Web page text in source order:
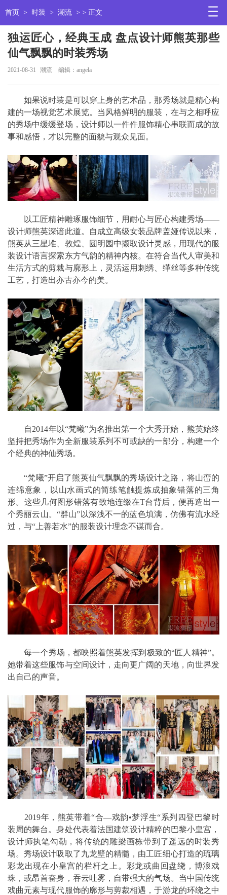
首页 > 时装 > 潮流 > > 正文
独运匠心，经典玉成 盘点设计师熊英那些
仙气飘飘的时装秀场
2021-08-31 潮流 编辑：angela
如果说时装是可以穿上身的艺术品，那秀场就是精心构
建的一场视觉艺术展览。当风格鲜明的服装，在与之相呼应
的秀场中缓缓登场，设计师以一件件服饰精心串联而成的故
事和感悟，才以完整的面貌与观众见面。
以工匠精神雕琢服饰细节，用耐心与匠心构建秀场——
设计师熊英深谙此道。自成立高级女装品牌盖娅传说以来，
熊英从三星堆、敦煌、圆明园中撷取设计灵感，用现代的服
装设计语言探索东方气韵的精神内核。在符合当代人审美和
生活方式的剪裁与廓形上，灵活运用刺绣、缂丝等多种传统
工艺，打造出亦古亦今的美。
自2014年以“梵曦”为名推出第一个大秀开始，熊英始终
坚持把秀场作为全新服装系列不可或缺的一部分，构建一个
个经典的神仙秀场。
“梵曦”开启了熊英仙气飘飘的秀场设计之路，将山峦的
连绵意象，以山水画式的简练笔触提炼成抽象错落的三角
形。这些几何图形错落有致地连缀在T台背后，便再造出一
个秀丽云山。“群山”以深浅不一的蓝色填满，仿佛有流水经
过，与“上善若水”的服装设计理念不谋而合。
每一个秀场，都映照着熊英发挥到极致的“匠人精神”。
她带着这些服饰与空间设计，走向更广阔的天地，向世界发
出自己的声音。
2019年，熊英带着“合—戏韵•梦浮生“系列四登巴黎时
装周的舞台。身处代表着法国建筑设计精粹的巴黎小皇宫，
设计师执笔勾勒，将传统的雕梁画栋带到了遥远的时装秀
场。秀场设计吸取了九龙壁的精髓，由工匠细心打造的琉璃
彩龙出现在小皇宫的栏杆之上。彩龙或曲回盘绕，博浪戏
珠，或昂首奋身，吞云吐雾，自带强大的气场。当中国传统
戏曲元素与现代服饰的廓形与剪裁相遇，于游龙的环绕之中